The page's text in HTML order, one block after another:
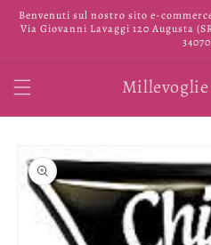
direttamente
ai contenuti
Benvenuti sul nostro sito e-
Via Giovanni Lavaggi 120 Augusta
informazioni
sul prodotto